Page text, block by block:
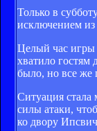
Только в
исключением из
Целый час игры
хватило гостям
было, но все же
Ситуация стала
силы атаки,
ко двору